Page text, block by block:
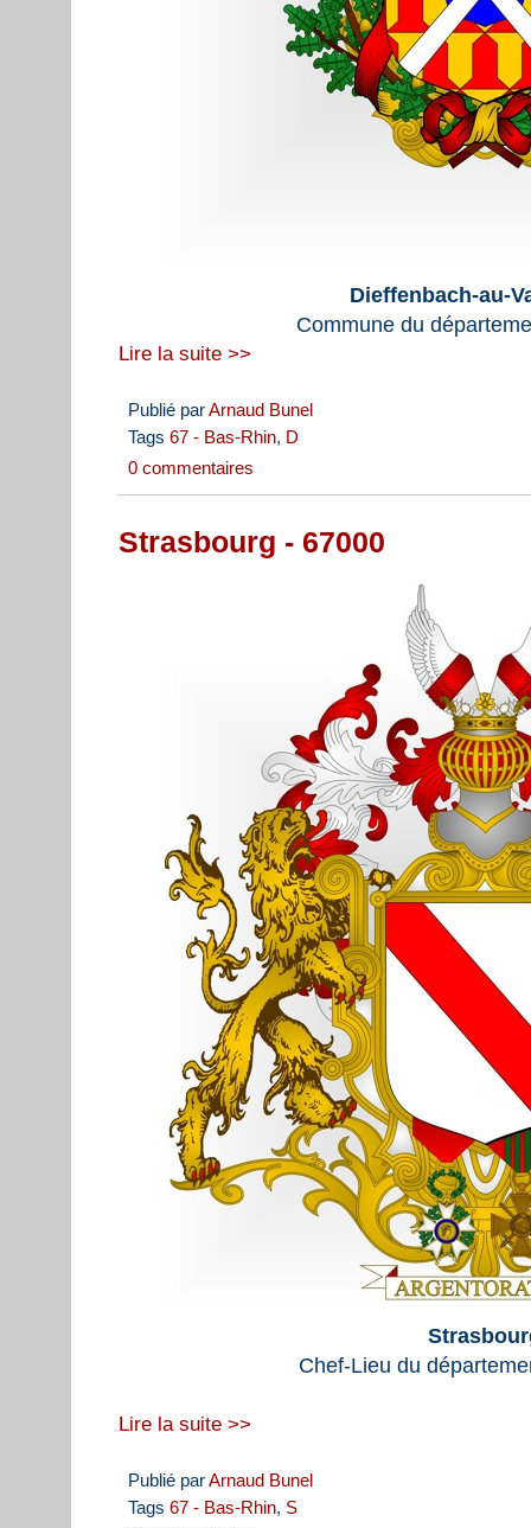
Dieffenbach-au-
Commune du
Lire la suite >>
Publié parArnaud Bunel
Tags 67 - Bas-Rhin, D
0 commentaires
Strasbourg - 67000
Chef-Lieu du
Lire la suite >>
Publié parArnaud Bunel
Tags 67 - Bas-Rhin, S